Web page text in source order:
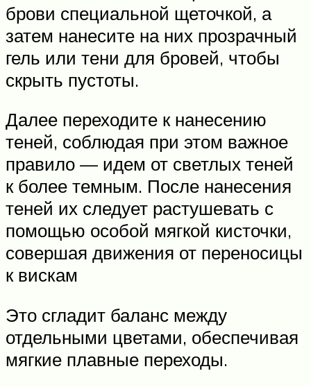
брови специальной щеточкой, а
затем нанесите на них прозрачный
гель или тени для бровей, чтобы
скрыть пустоты.
Далее переходите к нанесению
теней, соблюдая при этом важное
правило — идем от светлых теней
к более темным. После нанесения
теней их следует растушевать с
помощью особой мягкой кисточки,
совершая движения от переносицы
к вискам
Это сгладит баланс между
отдельными цветами, обеспечивая
мягкие плавные переходы.